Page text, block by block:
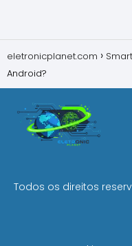
eletronicplanet.com
Android?
Todos os direitos